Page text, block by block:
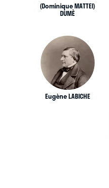
(Dominique MATTEI)
DUMÈ
Eugène LABICHE